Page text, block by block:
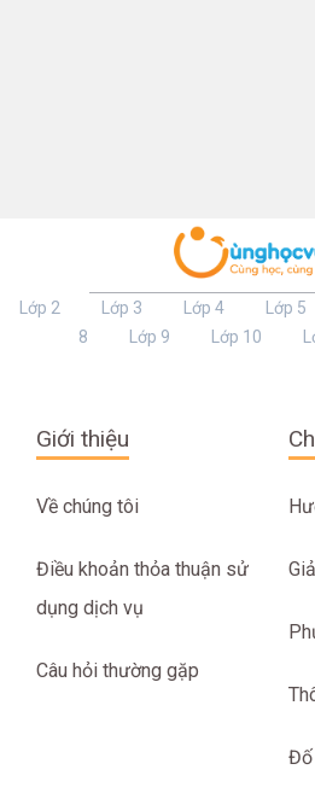
Lớp 2 Lớp 3 Lớp 4 Lớp 5
8
Lớp 9 Lớp 10
Giới thiệu
Về chúng tôi
Điều khoản thỏa thuận sử
dụng dịch vụ
Câu hỏi thường gặp
Đố